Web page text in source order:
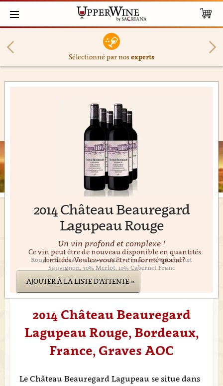
Sélectionné par nosexperts
2014 Château Beauregard
Lagupeau Rouge
Un vin profond et complexe !
Rouge • Bordeaux • Graves AOC • France • 60% Cabernet
Sauvignon, 30% Merlot, 10% Cabernet Franc
Ce vin peut être de nouveau disponible en quantités
limitées. Voulez-vous être informé quand?
AJOUTER À LA LISTE D'ATTENTE »
2014 Château Beauregard
Lagupeau Rouge, Bordeaux,
France, Graves AOC
Le Château Beauregard Lagupeau se situe dans